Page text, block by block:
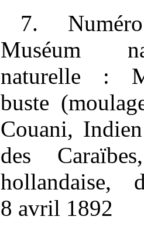
7.
Muséum
naturelle :
buste
Couani,
des
hollandaise,
8 avril 1892